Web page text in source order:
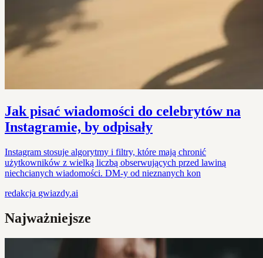
Jak pisać wiadomości do celebrytów na
Instagramie, by odpisały
Instagram stosuje algorytmy i filtry, które mają chronić
użytkowników z wielką liczbą obserwujących przed lawiną
niechcianych wiadomości. DM-y od nieznanych kon
redakcja gwiazdy.ai
Najważniejsze